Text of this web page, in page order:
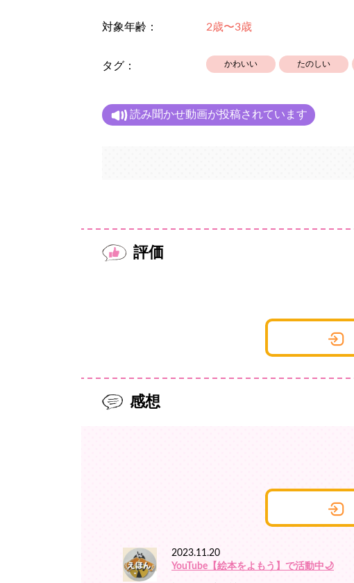
対象年齢： 2歳〜3歳
タグ： かわいい たのしい
読み聞かせ動画が投稿されています
評価
感想
2023.11.20
YouTube【絵本をよもう】で活動中🌙